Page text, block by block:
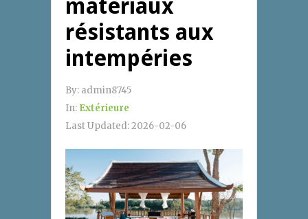
matériaux
résistants aux
intempéries
By: admin8745
In: Extérieure
Last Updated:2026-02-06